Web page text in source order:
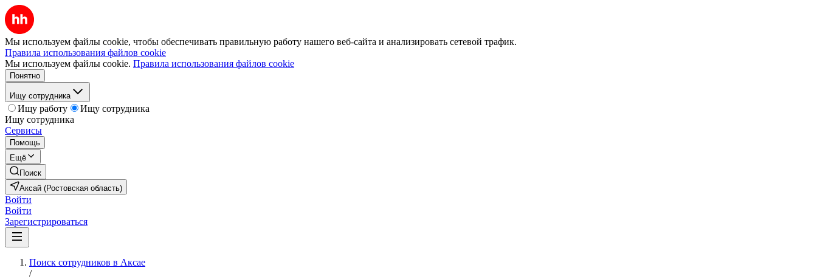
Мы используем файлы cookie, чтобы обеспечивать правильную работу нашего веб-сайта и анализировать сетевой трафик.
Правила использования файлов cookie
Мы используем файлы cookie. Правила использования файлов cookie
Понятно
Ищу сотрудника
Ищу работу
Ищу сотрудника
Ищу сотрудника
Сервисы
Помощь
Ещё
Поиск
Аксай (Ростовская область)
Войти
Войти
Зарегистрироваться
Поиск сотрудников в Аксае
/